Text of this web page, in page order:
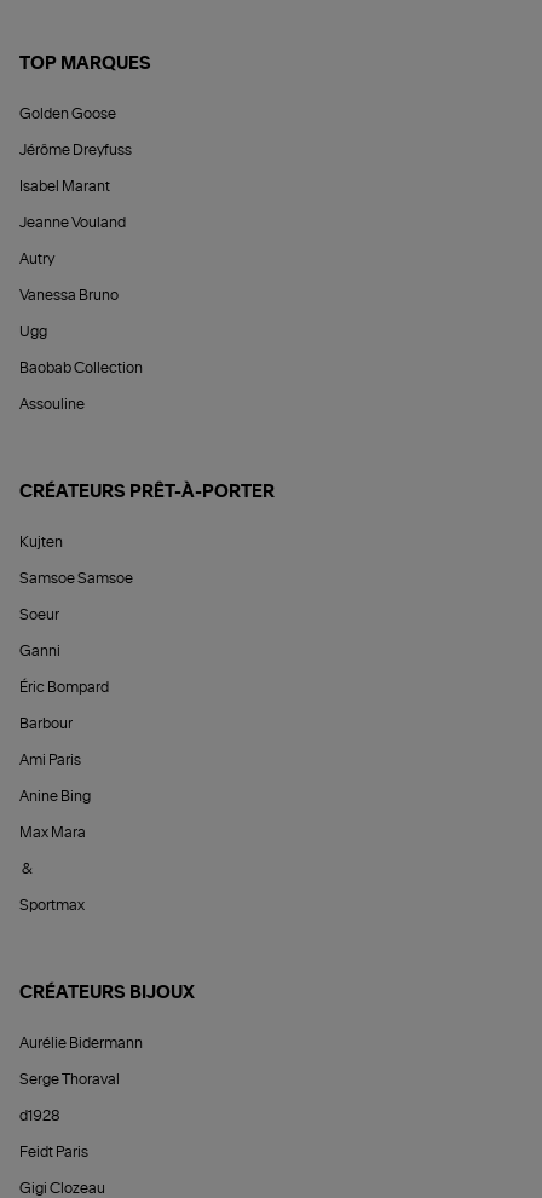
TOP MARQUES
Golden Goose
Jérôme Dreyfuss
Isabel Marant
Jeanne Vouland
Autry
Vanessa Bruno
Ugg
Baobab Collection
Assouline
CRÉATEURS PRÊT-À-PORTER
Kujten
Samsoe Samsoe
Soeur
Ganni
Éric Bompard
Barbour
Ami Paris
Anine Bing
Max Mara
&
Sportmax
CRÉATEURS BIJOUX
Aurélie Bidermann
Serge Thoraval
d1928
Feidt Paris
Gigi Clozeau